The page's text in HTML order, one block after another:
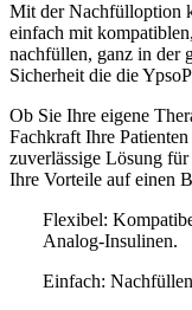
Mit der Nachfülloption
einfach mit
nachfüllen, ganz in der
Sicherheit die die
Ob Sie Ihre eigene
Fachkraft Ihre
zuverlässige Lösung
Ihre Vorteile auf einen
Flexibel:
Analog-Insulinen.
Einfach: